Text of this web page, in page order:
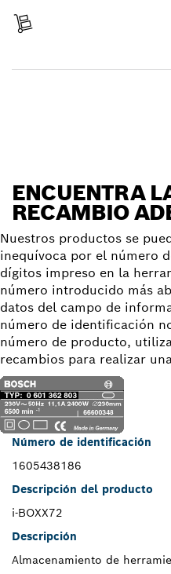
ENCUENTRA
RECAMBIO
Nuestros productos se
inequívoca por el número
dígitos impreso en la
número introducido más
datos del campo de
número de identificación
número de producto,
recambios para realizar
Número de identificación
1605438186
Descripción del producto
i-BOXX72
Descripción
Almacenamiento de